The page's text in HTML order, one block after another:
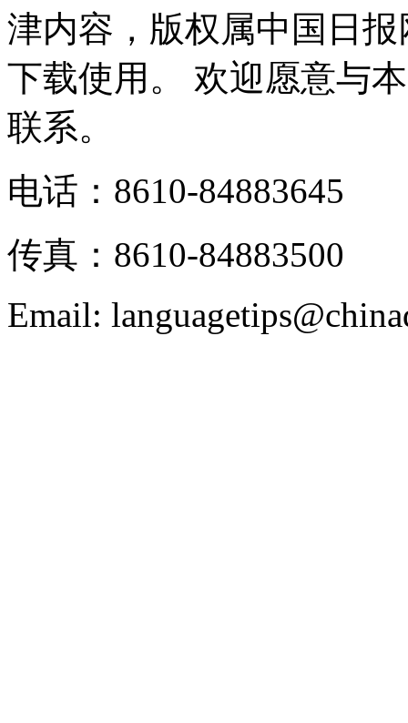
津内容，版权属中国日
下载使用。 欢迎愿意与
联系。
电话：8610-84883645
传真：8610-84883500
Email: